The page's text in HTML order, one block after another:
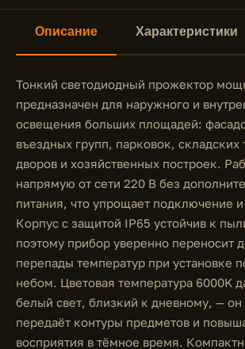
Описание Характеристики
Тонкий светодиодный прожектор
предназначен для наружного и
освещения больших площадей:
въездных групп, парковок, складских
дворов и хозяйственных построек.
напрямую от сети 220 В без
питания, что упрощает подключение
Корпус с защитой IP65 устойчив к
поэтому прибор уверенно переносит
перепады температур при установке
небом. Цветовая температура 6000K
белый свет, близкий к дневному, —
передаёт контуры предметов и
восприятия в тёмное время.